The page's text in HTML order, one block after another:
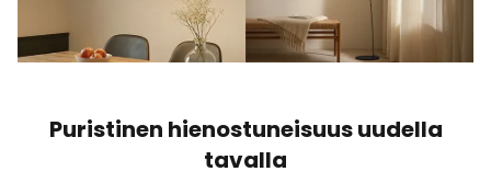
Puristinen hienostuneisuus uudella
tavalla